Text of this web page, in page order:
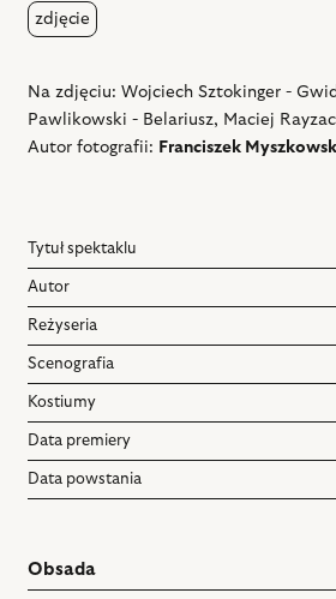
zdjęcie
Na zdjęciu: Wojciech Sztokinger -
Pawlikowski - Belariusz, Maciej
Autor fotografii: Franciszek
Tytuł spektaklu
Autor
Reżyseria
Scenografia
Kostiumy
Data premiery
Data powstania
Obsada